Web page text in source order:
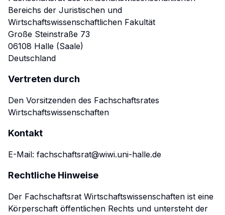
Bereichs der Juristischen und
Wirtschaftswissenschaftlichen Fakultät
Große Steinstraße 73
06108 Halle (Saale)
Deutschland
Vertreten durch
Den Vorsitzenden des Fachschaftsrates
Wirtschaftswissenschaften
Kontakt
E-Mail: fachschaftsrat@wiwi.uni-halle.de
Rechtliche Hinweise
Der Fachschaftsrat Wirtschaftswissenschaften ist eine
Körperschaft öffentlichen Rechts und untersteht der